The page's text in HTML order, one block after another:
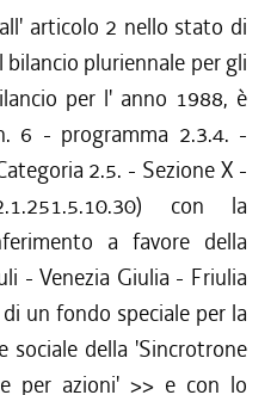
articolo 2 nello stato di
bilancio pluriennale per gli
per l' anno 1988, è
6 - programma 2.3.4. -
2.5. - Sezione X -
con la
a favore della
- Venezia Giulia - Friulia
un fondo speciale per la
sociale della 'Sincrotrone
per azioni' >> e con lo